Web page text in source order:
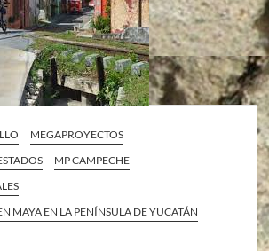
MEGAPROYECTOS
MP CAMPECHE
MAYA EN LA PENÍNSULA DE YUCATÁN